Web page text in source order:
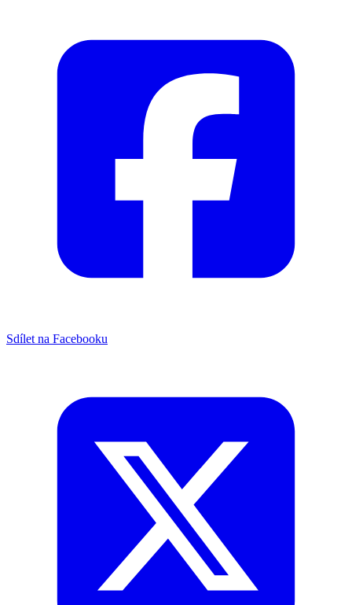
Sdílet na Facebooku